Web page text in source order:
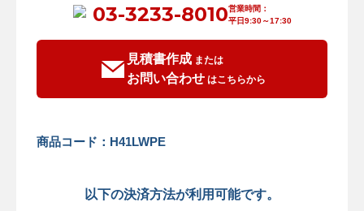
03-3233-8010営業時間：
平日9:30～17:30
見積書作成または
お問い合わせはこちらから
商品コード：H41LWPE
以下の決済方法が利用可能です。